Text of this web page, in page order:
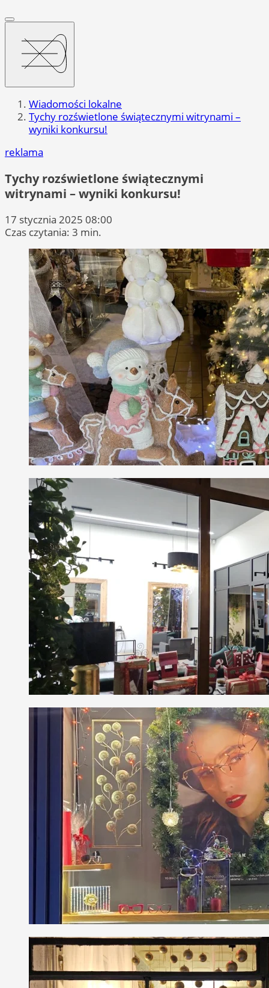
Wiadomości lokalne
Tychy rozświetlone świątecznymi witrynami –
wyniki konkursu!
reklama
Tychy rozświetlone świątecznymi
witrynami – wyniki konkursu!
17 stycznia 2025 08:00
Czas czytania: 3 min.